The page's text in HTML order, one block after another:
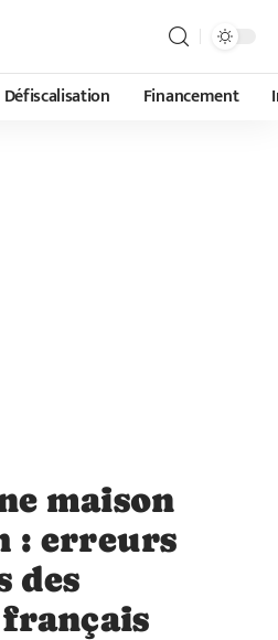
Défiscalisation Financement
maison
: erreurs
des